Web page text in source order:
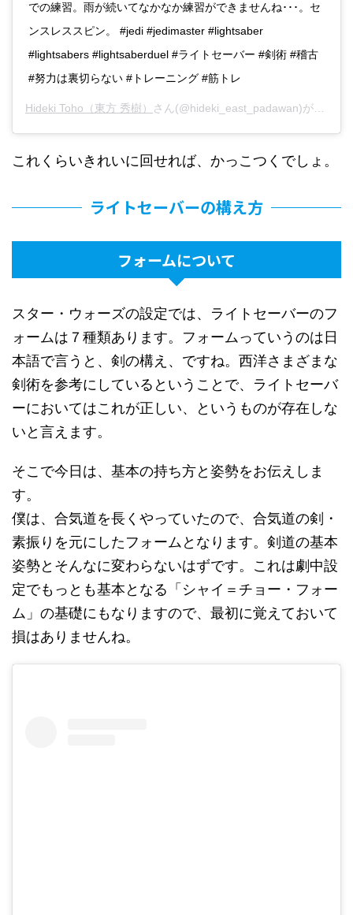
での練習。雨が続いてなかなか練習ができませんね･･･。セ
ンスレススピン。 #jedi #jedimaster #lightsaber
#lightsabers #lightsaberduel #ライトセーバー #剣術 #稽古
#努力は裏切らない #トレーニング #筋トレ
Hideki Toho（東方 秀樹） さん(@hideki_east_padawan)がシェアした投稿 -
これくらいきれいに回せれば、かっこつくでしょ。
ライトセーバーの構え方
フォームについて
スター・ウォーズの設定では、ライトセーバーのフ
ォームは７種類あります。フォームっていうのは日
本語で言うと、剣の構え、ですね。西洋さまざまな
剣術を参考にしているということで、ライトセーバ
ーにおいてはこれが正しい、というものが存在しな
いと言えます。
そこで今日は、基本の持ち方と姿勢をお伝えしま
す。
僕は、合気道を長くやっていたので、合気道の剣・
素振りを元にしたフォームとなります。剣道の基本
姿勢とそんなに変わらないはずです。これは劇中設
定でもっとも基本となる「シャイ＝チョー・フォー
ム」の基礎にもなりますので、最初に覚えておいて
損はありませんね。